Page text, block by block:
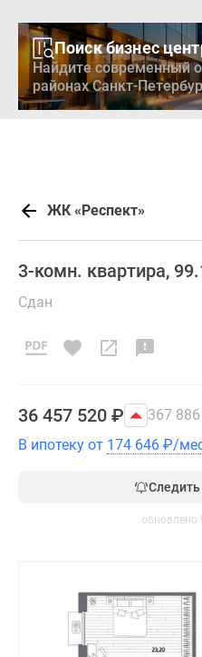
Поиск бизнес
Найдите современный
районах Санкт-
ЖК «Респект»
3-комн. квартира,
Сдан
36 457 520 ₽ 367 886
В ипотеку от 174 646 ₽/
Следить
обновлено